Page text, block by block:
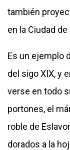
también
en la Ciudad
Es un ejemplo
del sigo XIX, y
verse en todo
portones, el
roble de
dorados a la